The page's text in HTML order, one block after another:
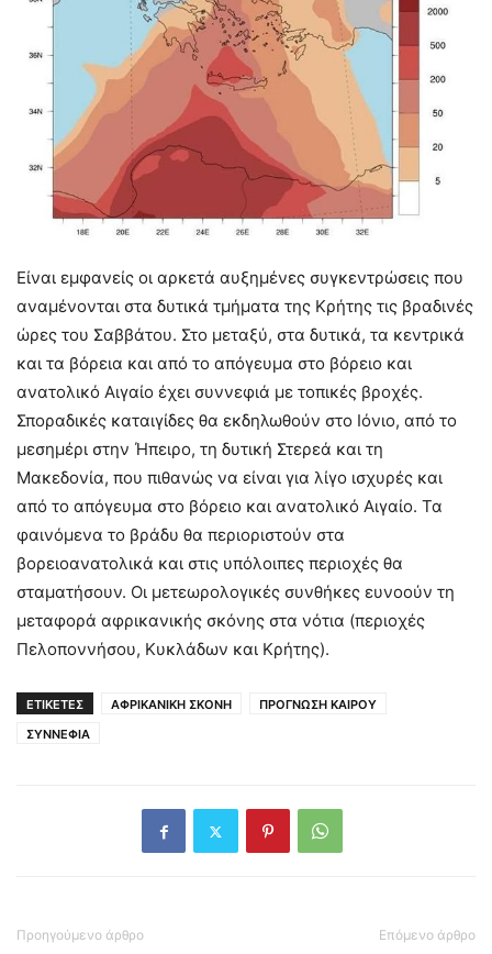
Είναι εμφανείς οι αρκετά αυξημένες συγκεντρώσεις που
αναμένονται στα δυτικά τμήματα της Κρήτης τις βραδινές
ώρες του Σαββάτου. Στο μεταξύ, στα δυτικά, τα κεντρικά
και τα βόρεια και από το απόγευμα στο βόρειο και
ανατολικό Αιγαίο έχει συννεφιά με τοπικές βροχές.
Σποραδικές καταιγίδες θα εκδηλωθούν στο Ιόνιο, από το
μεσημέρι στην Ήπειρο, τη δυτική Στερεά και τη
Μακεδονία, που πιθανώς να είναι για λίγο ισχυρές και
από το απόγευμα στο βόρειο και ανατολικό Αιγαίο. Τα
φαινόμενα το βράδυ θα περιοριστούν στα
βορειοανατολικά και στις υπόλοιπες περιοχές θα
σταματήσουν. Οι μετεωρολογικές συνθήκες ευνοούν τη
μεταφορά αφρικανικής σκόνης στα νότια (περιοχές
Πελοποννήσου, Κυκλάδων και Κρήτης).
ΕΤΙΚΕΤΕΣ ΑΦΡΙΚΑΝΙΚΗ ΣΚΟΝΗ
ΠΡΟΓΝΩΣΗ ΚΑΙΡΟΥ
ΣΥΝΝΕΦΙΑ
Προηγούμενο άρθρο Επόμενο άρθρο